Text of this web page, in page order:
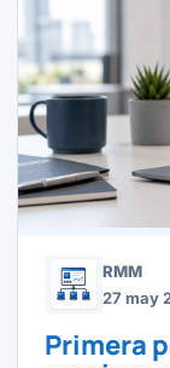
RMM
27 may
Primera